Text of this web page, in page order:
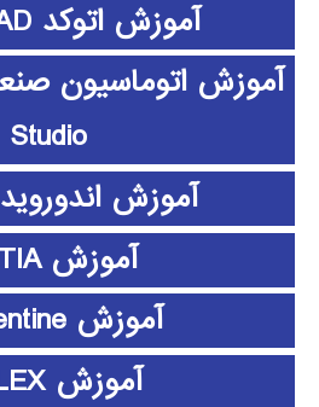
آموزش اتوکد AUTOCAD
Studio
آموزش اندوروید android
آموزش CATIA
آموزش clementine
آموزش CPLEX